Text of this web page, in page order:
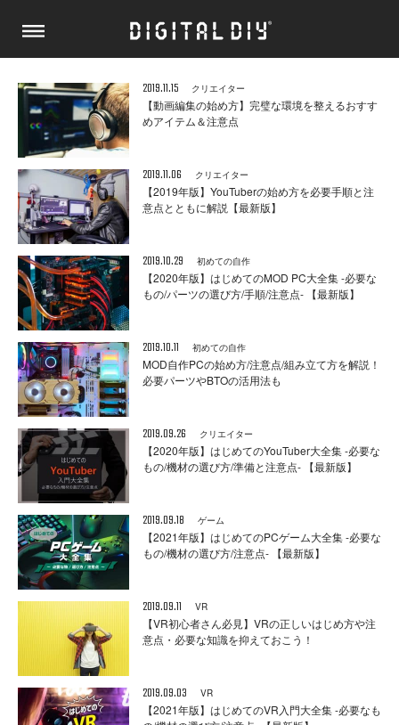
2019.11.15 クリエイター
【動画編集の始め方】完璧な環境を整えるおすす
めアイテム＆注意点
2019.11.06 クリエイター
【2019年版】YouTuberの始め方を必要手順と注
意点とともに解説【最新版】
2019.10.29 初めての自作
【2020年版】はじめてのMOD PC大全集 -必要な
もの/パーツの選び方/手順/注意点- 【最新版】
2019.10.11 初めての自作
MOD自作PCの始め方/注意点/組み立て方を解説！
必要パーツやBTOの活用法も
2019.09.26 クリエイター
【2020年版】はじめてのYouTuber大全集 -必要な
もの/機材の選び方/準備と注意点- 【最新版】
2019.09.18 ゲーム
【2021年版】はじめてのPCゲーム大全集 -必要な
もの/機材の選び方/注意点- 【最新版】
2019.09.11 VR
【VR初心者さん必見】VRの正しいはじめ方や注
意点・必要な知識を抑えておこう！
2019.09.03 VR
【2021年版】はじめてのVR入門大全集 -必要なも